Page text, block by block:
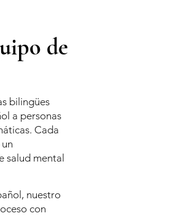
de
bilingües
a personas
Cada
salud mental
nuestro
con